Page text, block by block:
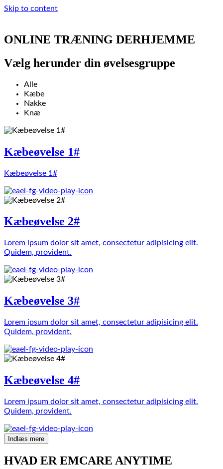
Skip to content
ONLINE TRÆNING DERHJEMME
Vælg herunder din øvelsesgruppe
Alle
Kæbe
Nakke
Knæ
Kæbeøvelse 1#
Kæbeøvelse 1#
Kæbeøvelse 2#
Lorem ipsum dolor sit amet, consectetur adipisicing elit.
Quidem, provident.
Kæbeøvelse 3#
Lorem ipsum dolor sit amet, consectetur adipisicing elit.
Quidem, provident.
Kæbeøvelse 4#
Lorem ipsum dolor sit amet, consectetur adipisicing elit.
Quidem, provident.
Indlæs mere
HVAD ER EMCARE ANYTIME